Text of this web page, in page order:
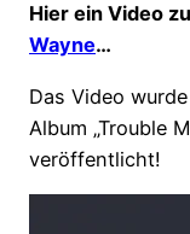
Hier ein Video
Wayne…
Das Video
Album „Trouble
veröffentlicht!